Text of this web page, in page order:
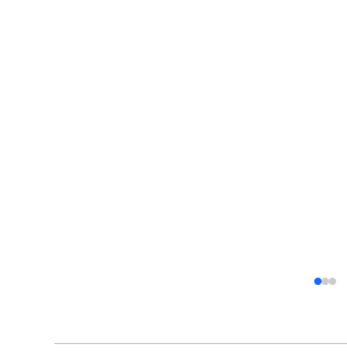
• 성만찬 오늘 예배중에 있